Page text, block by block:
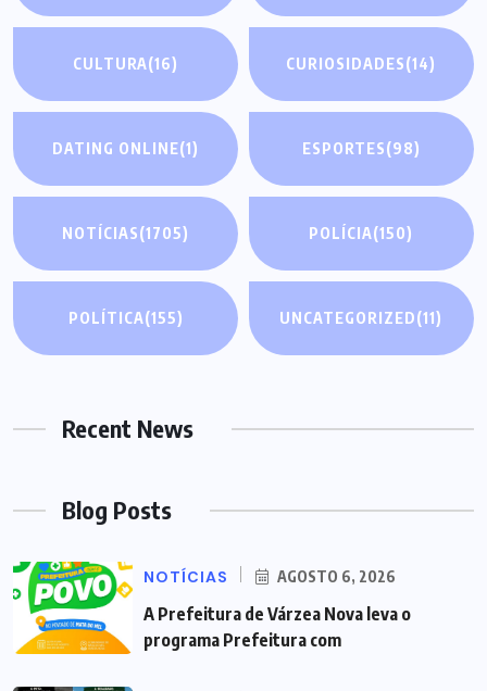
CULTURA(16) CURIOSIDADES(14)
DATING ONLINE(1) ESPORTES(98)
NOTÍCIAS(1705) POLÍCIA(150)
POLÍTICA(155) UNCATEGORIZED(11)
Recent News
Blog Posts
NOTÍCIAS AGOSTO 6, 2026
A Prefeitura de Várzea Nova leva o
programa Prefeitura com